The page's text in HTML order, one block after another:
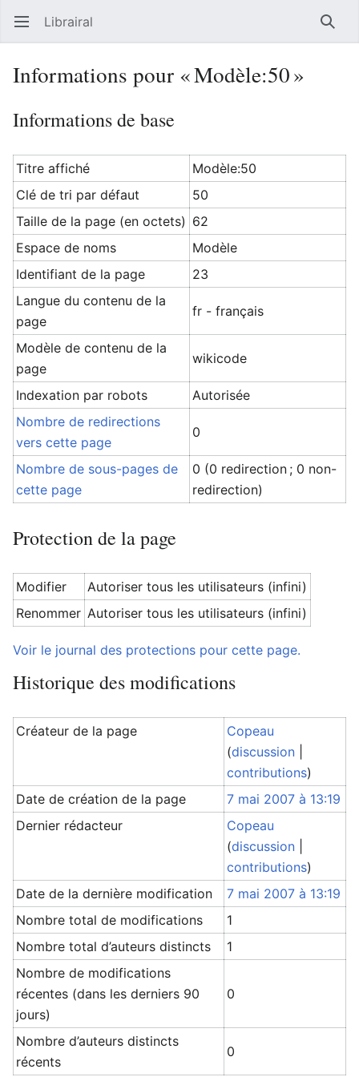
Ouvrir le menu principal Librairal
Informations pour « Modèle:50 »
Informations de base
Titre affiché
Modèle:50
Clé de tri par défaut
50
Taille de la page (en octets) 62
Espace de noms
Modèle
Identifiant de la page
23
Langue du contenu de la
page
fr - français
Modèle de contenu de la
page
wikicode
Indexation par robots
Autorisée
Nombre de redirections
vers cette page
0
Nombre de sous-pages de
cette page
0 (0 redirection ; 0 non-
redirection)
Protection de la page
Modifier
Autoriser tous les utilisateurs (infini)
Renommer Autoriser tous les utilisateurs (infini)
Voir le journal des protections pour cette page.
Historique des modifications
Créateur de la page
Copeau
(discussion
contributions)
Date de création de la page
7 mai 2007 à 13:19
Dernier rédacteur
Copeau
(discussion
contributions)
Date de la dernière modification
7 mai 2007 à 13:19
Nombre total de modifications
1
Nombre total d’auteurs distincts
1
Nombre de modifications
récentes (dans les derniers 90
jours)
0
Nombre d’auteurs distincts
récents
0